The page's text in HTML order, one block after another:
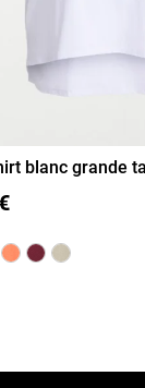
favoris
blanc grande